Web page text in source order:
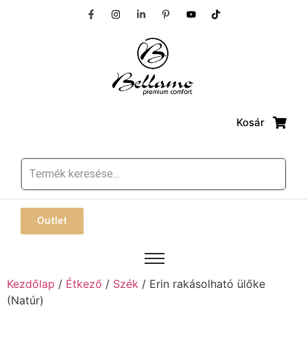
Kosár
Outlet
Kezdőlap / Étkező / Szék / Erin rakásolható ülőke
(Natúr)